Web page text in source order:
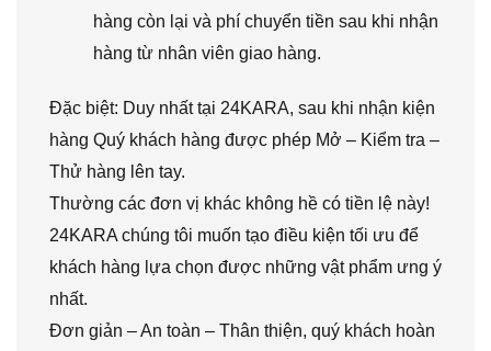
hàng còn lại và phí chuyển tiền sau khi nhận
hàng từ nhân viên giao hàng.
Đặc biệt: Duy nhất tại 24KARA, sau khi nhận kiện
hàng Quý khách hàng được phép Mở – Kiểm tra –
Thử hàng lên tay.
Thường các đơn vị khác không hề có tiền lệ này!
24KARA chúng tôi muốn tạo điều kiện tối ưu để
khách hàng lựa chọn được những vật phẩm ưng ý
nhất.
Đơn giản – An toàn – Thân thiện, quý khách hoàn